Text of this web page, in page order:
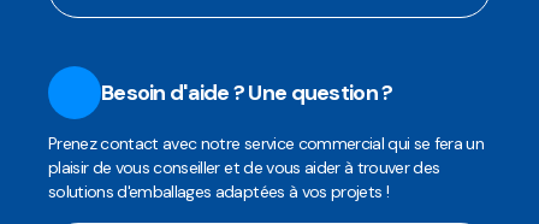
Besoin d'aide ? Une question ?
Prenez contact avec notre service commercial qui se fera un
plaisir de vous conseiller et de vous aider à trouver des
solutions d'emballages adaptées à vos projets !